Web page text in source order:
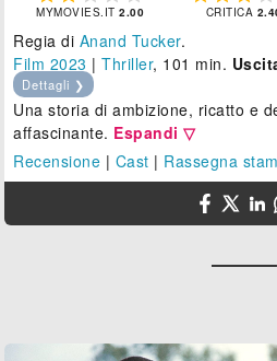
MYMOVIES.IT2.00 CRITICA
Regia di Anand Tucker.
Film 2023 |Thriller, 101 min.
Dettagli ❯
Una storia di ambizione, ricatto e
affascinante. Espandi ▽
Recensione | Cast | Rassegna